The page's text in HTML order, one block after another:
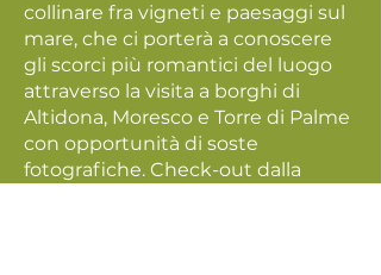
collinare fra vigneti e paesaggi sul
mare, che ci porterà a conoscere
gli scorci più romantici del luogo
attraverso la visita a borghi di
Altidona, Moresco e Torre di Palme
con opportunità di soste
fotografiche. Check-out dalla